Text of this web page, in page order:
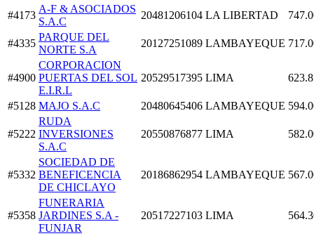
#4173
A-F & ASOCIADOS
S.A.C
20481206104 LA LIBERTAD
#4335
PARQUE DEL
NORTE S.A
20127251089 LAMBAYEQUE
#4900
CORPORACION
PUERTAS DEL SOL
E.I.R.L
20529517395 LIMA
#5128 MAJO S.A.C 20480645406 LAMBAYEQUE
#5222
RUDA
INVERSIONES
S.A.C
20550876877 LIMA
#5332
SOCIEDAD DE
BENEFICENCIA
DE CHICLAYO
20186862954 LAMBAYEQUE
#5358
FUNERARIA
JARDINES S.A -
FUNJAR
20517227103 LIMA